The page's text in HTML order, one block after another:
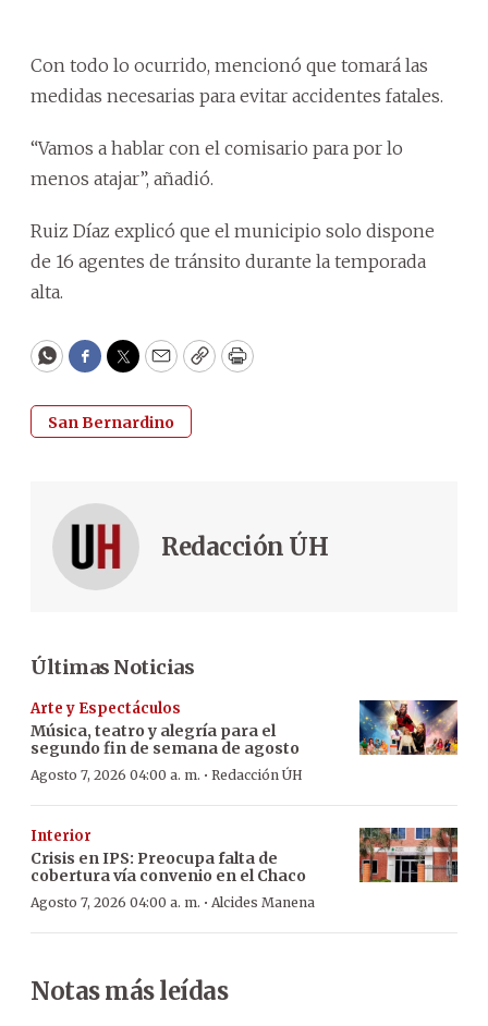
Con todo lo ocurrido, mencionó que tomará las
medidas necesarias para evitar accidentes fatales.
“Vamos a hablar con el comisario para por lo
menos atajar”, añadió.
Ruiz Díaz explicó que el municipio solo dispone
de 16 agentes de tránsito durante la temporada
alta.
WhatsApp
Facebook
Twitter
EmailCopyPrint
San Bernardino
Redacción ÚH
Últimas Noticias
Arte y Espectáculos
Música, teatro y alegría para el
segundo fin de semana de agosto
Agosto 7, 2026 04:00 a. m. · Redacción ÚH
Interior
Crisis en IPS: Preocupa falta de
cobertura vía convenio en el Chaco
Agosto 7, 2026 04:00 a. m. · Alcides Manena
Notas más leídas